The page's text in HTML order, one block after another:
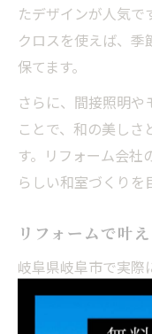
たデザインが人気で
クロスを使えば、季
保てます。
さらに、間接照明や
ことで、和の美し
す。リフォーム会社
らしい和室づくりを
リフォームで叶
岐阜県岐阜市で実際
参考にすることで
きます。例えば、